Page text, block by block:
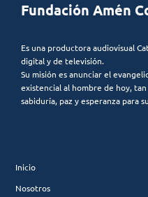
Fundación Amén
Es una productora audiovisual
digital y de televisión.
Su misión es anunciar el
existencial al hombre de hoy,
sabiduría, paz y esperanza para
Inicio
Nosotros